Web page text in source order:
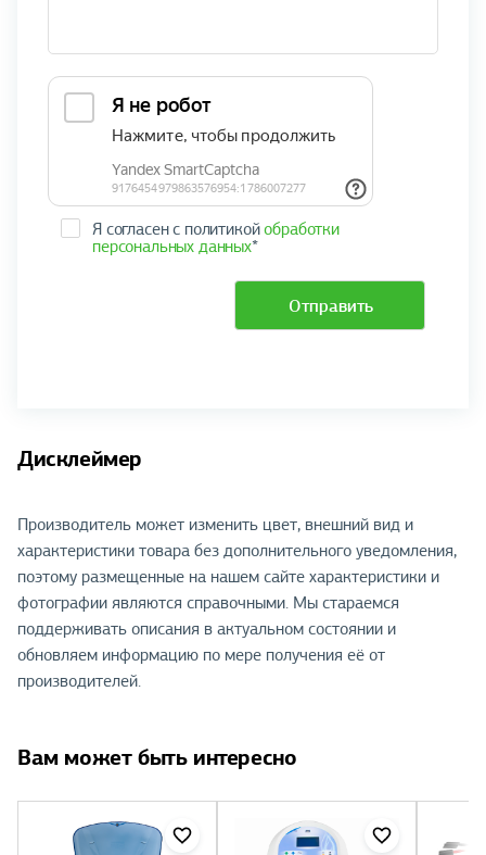
Я согласен с политикойобработки
персональных данных*
Отправить
Дисклеймер
Производитель может изменить цвет, внешний вид и
характеристики товара без дополнительного уведомления,
поэтому размещенные на нашем сайте характеристики и
фотографии являются справочными. Мы стараемся
поддерживать описания в актуальном состоянии и
обновляем информацию по мере получения её от
производителей.
Вам может быть интересно